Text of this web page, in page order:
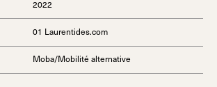
2022
01 Laurentides.com
Moba/Mobilité alternative